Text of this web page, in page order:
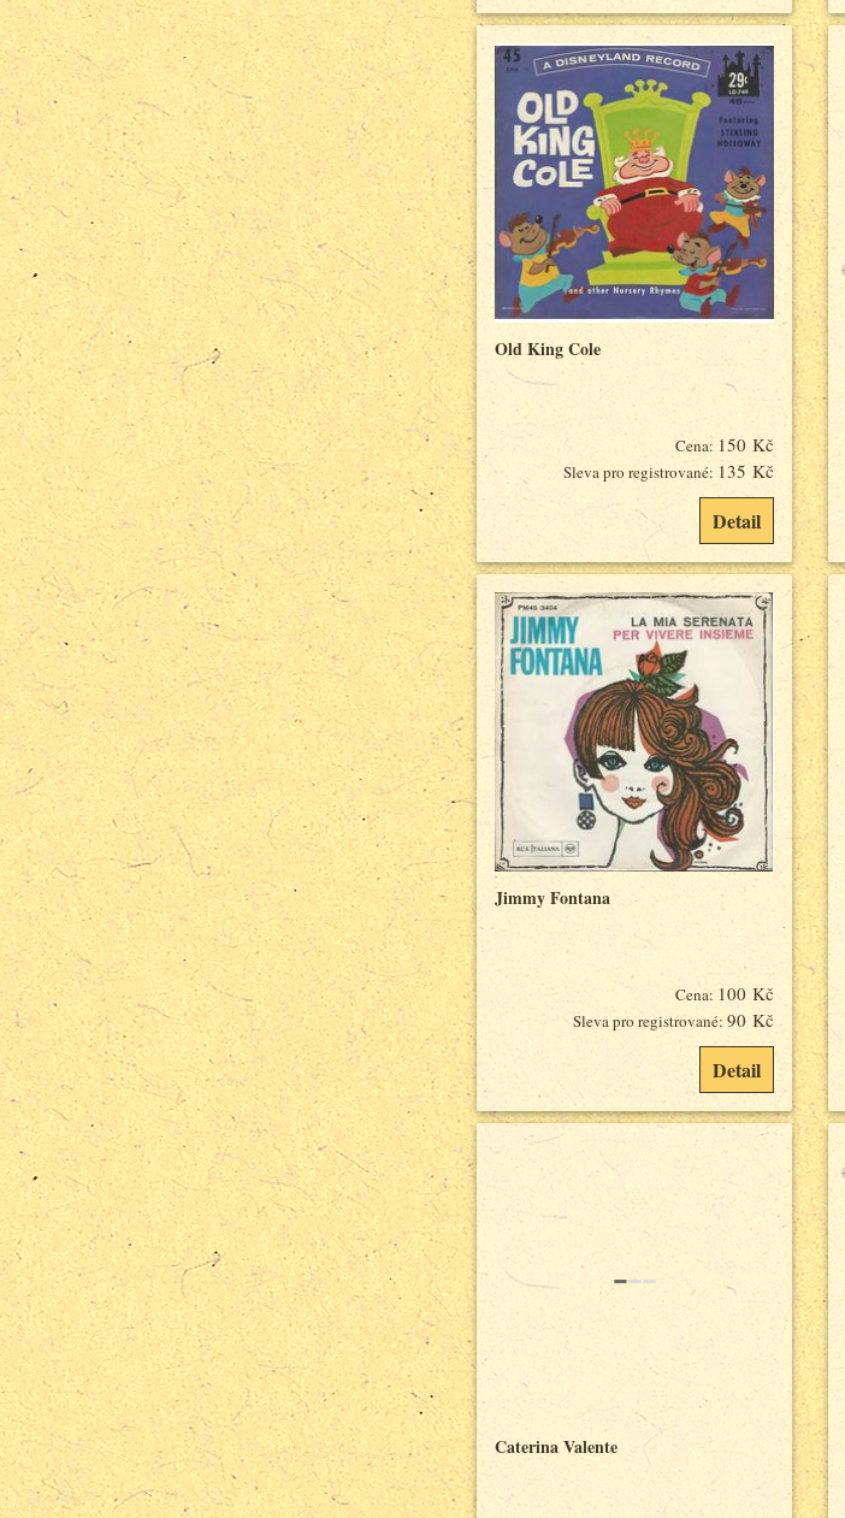
Old King Cole
Cena: 150 Kč
Sleva pro registrované: 135 Kč
Detail
Jimmy Fontana
Cena: 100 Kč
Sleva pro registrované: 90 Kč
Detail
Caterina Valente